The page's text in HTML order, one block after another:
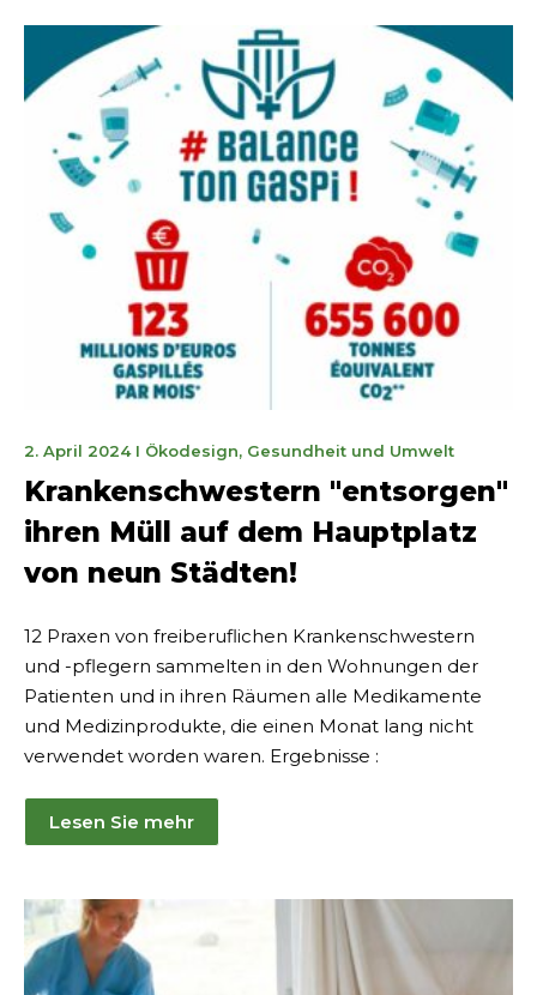
2. April 20249.
2024
I Ökodesign, Gesundheit und Umwelt
Krankenschwestern "entsorgen"
ihren Müll auf dem Hauptplatz
von neun Städten!
12 Praxen von freiberuflichen Krankenschwestern
und -pflegern sammelten in den Wohnungen der
Patienten und in ihren Räumen alle Medikamente
und Medizinprodukte, die einen Monat lang nicht
verwendet worden waren. Ergebnisse :
Lesen Sie mehr